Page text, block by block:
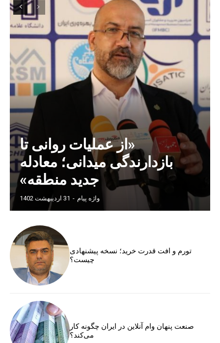
«از عملیات روانی تا
بازدارندگی میدانی؛ معادله
جدید منطقه»
واژه پیام - 31 اردیبهشت 1402
تورم و افت قدرت خرید؛ نسخه پیشنهادی
چیست؟
صنعت پنهان وام آنلاین در ایران چگونه کار
می‌کند؟